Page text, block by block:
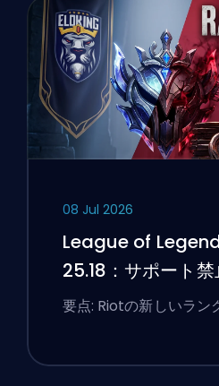
08 Jul 2026
League of
25.18：サポート
ィングのフラグ
要点: Riotの新しいラン